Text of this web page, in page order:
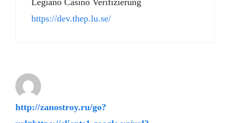
https://dev.thep.lu.se/
http://zanostroy.ru/go?